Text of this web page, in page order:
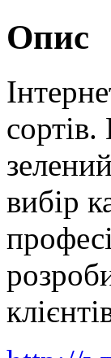
Опис
вибір